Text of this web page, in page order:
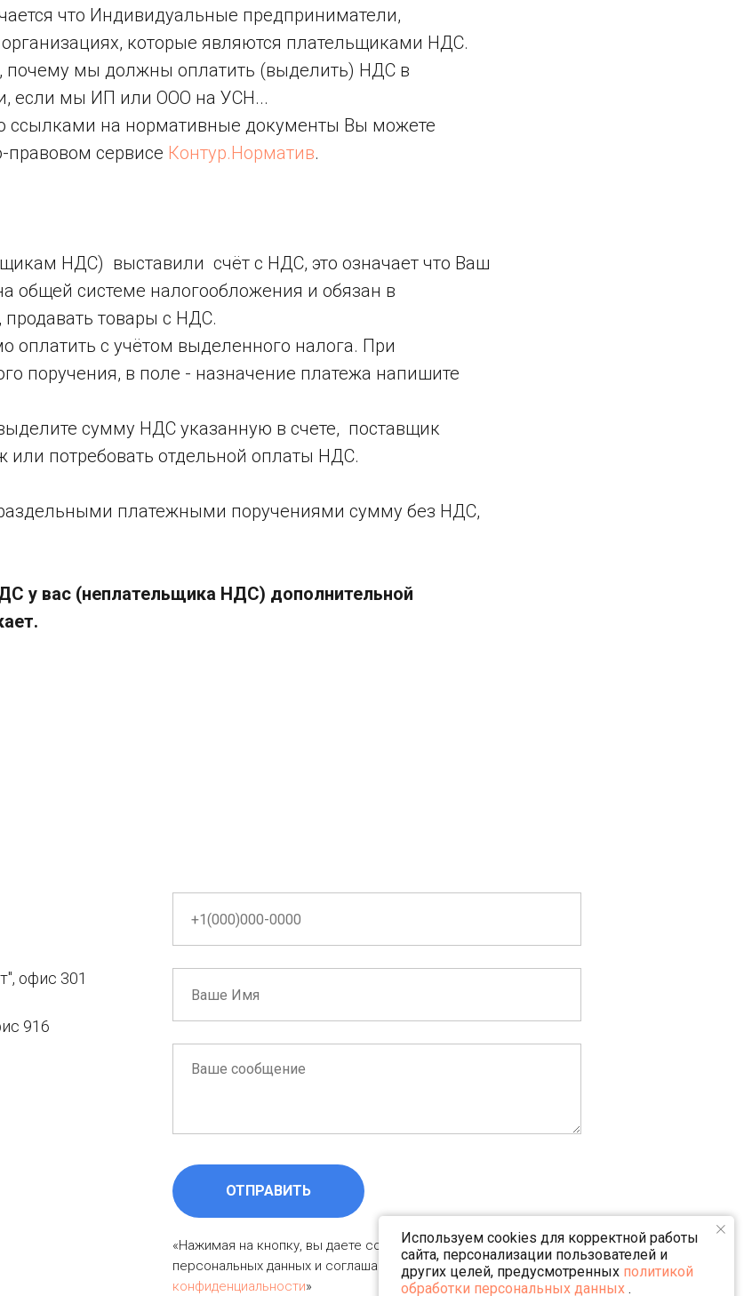
что Индивидуальные предприниматели,
которые являются плательщиками НДС.
почему мы должны оплатить (выделить) НДС в
если мы ИП или ООО на УСН...
ссылками на нормативные документы Вы можете
правовом сервисе Контур.Норматив.
НДС) выставили счёт с НДС, это означает что Ваш
общей системе налогообложения и обязан в
продавать товары с НДС.
оплатить с учётом выделенного налога. При
поручения, в поле - назначение платежа напишите
сумму НДС указанную в счете, поставщик
или потребовать отдельной оплаты НДС.
платежными поручениями сумму без НДС,
у вас (неплательщика НДС) дополнительной
офис 301
916
ОТПРАВИТЬ
«Нажимая на кнопку, вы даете согласие на обработку
персональных данных и соглашаетесь cполитикой
конфиденциальности»
Используем cookies для корректной работы
сайта, персонализации пользователей и
других целей, предусмотренных политикой
обработки персональных данных .